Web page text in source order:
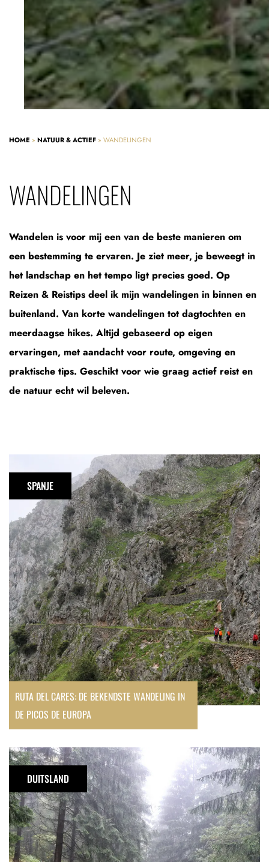
HOME » NATUUR & ACTIEF » WANDELINGEN
WANDELINGEN
Wandelen is voor mij een van de beste manieren om
een bestemming te ervaren. Je ziet meer, je beweegt in
het landschap en het tempo ligt precies goed. Op
Reizen & Reistips deel ik mijn wandelingen in binnen en
buitenland. Van korte wandelingen tot dagtochten en
meerdaagse hikes. Altijd gebaseerd op eigen
ervaringen, met aandacht voor route, omgeving en
praktische tips. Geschikt voor wie graag actief reist en
de natuur echt wil beleven.
Cares:
de
bekendste
wandeling
in
de
Picos
de
Europa
SPANJE
RUTA DEL CARES: DE BEKENDSTE WANDELING IN
DE PICOS DE EUROPA
Alles
de
Kammweg
Erzgebirge-
Vogtland:
DUITSLAND